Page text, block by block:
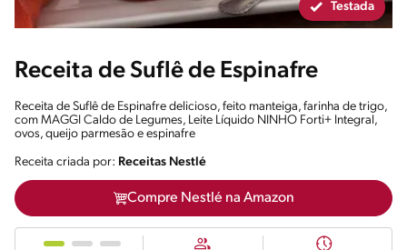
Testada
Receita de Suflê de Espinafre
Receita de Suflê de Espinafre delicioso, feito manteiga, farinha de trigo,
com MAGGI Caldo de Legumes, Leite Líquido NINHO Forti+ Integral,
ovos, queijo parmesão e espinafre
Receita criada por: Receitas Nestlé
Compre Nestlé na Amazon